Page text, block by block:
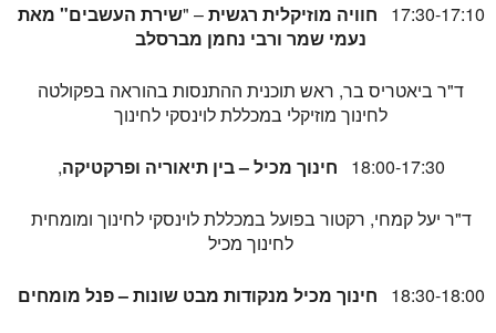
17:30-17:10 חוויה מוזיקלית רגשית– "שירת העשבים" מאת
נעמי שמר ורבי נחמן מברסלב
ד"ר ביאטריס בר, ראש תוכנית ההתנסות בהוראה בפקולטה
לחינוך מוזיקלי במכללת לוינסקי לחינוך
18:00-17:30 חינוך מכיל – בין תיאוריה ופרקטיקה,
ד"ר יעל קמחי, רקטור בפועל במכללת לוינסקי לחינוך ומומחית
לחינוך מכיל
18:30-18:00 חינוך מכיל מנקודות מבט שונות – פנל מומחים